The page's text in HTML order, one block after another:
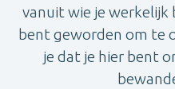
vanuit wie je werkelijk
bent geworden om te
je dat je hier bent